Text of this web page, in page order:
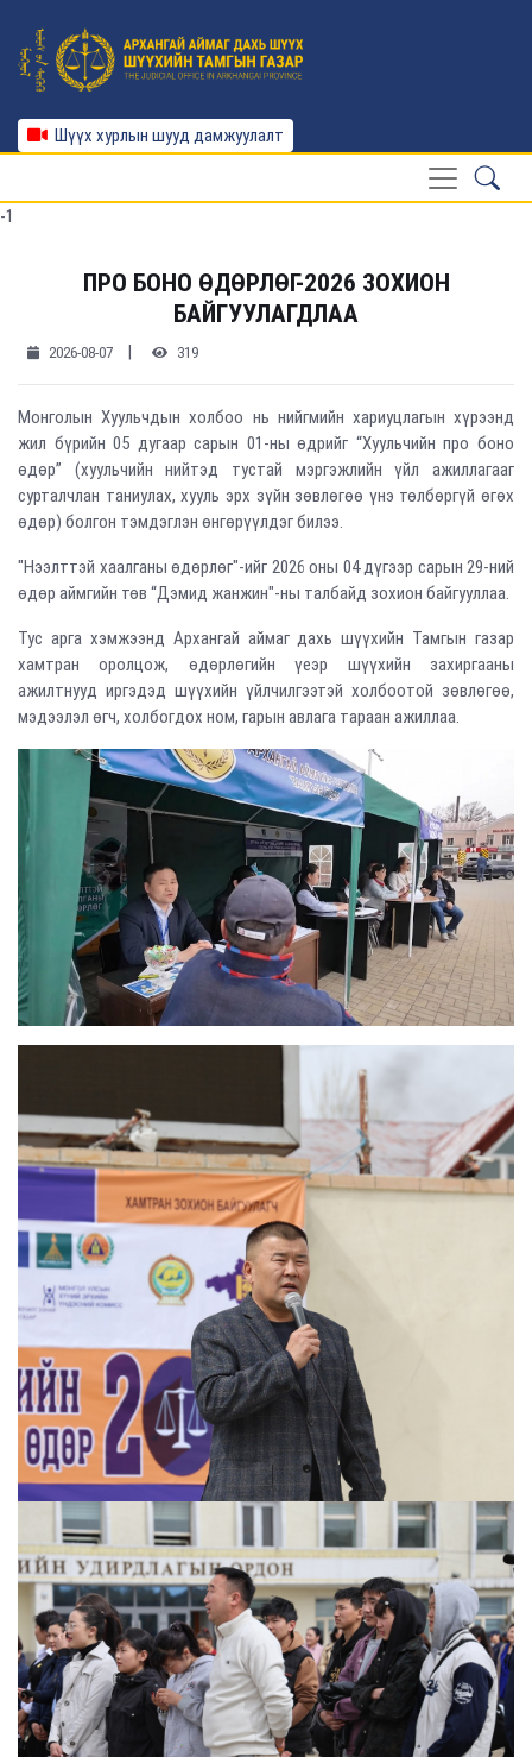
Шүүх хурлын шууд дамжуулалт
-1
ПРО БОНО ӨДӨРЛӨГ-2026 ЗОХИОН
БАЙГУУЛАГДЛАА
2026-08-07 319
Монголын Хуульчдын холбоо нь нийгмийн хариуцлагын хүрээнд
жил бүрийн 05 дугаар сарын 01-ны өдрийг “Хуульчийн про боно
өдөр” (хуульчийн нийтэд тустай мэргэжлийн үйл ажиллагааг
сурталчлан таниулах, хууль эрх зүйн зөвлөгөө үнэ төлбөргүй өгөх
өдөр) болгон тэмдэглэн өнгөрүүлдэг билээ.
"Нээлттэй хаалганы өдөрлөг"-ийг 2026 оны 04 дүгээр сарын 29-ний
өдөр аймгийн төв “Дэмид жанжин"-ны талбайд зохион байгууллаа.
Тус арга хэмжээнд Архангай аймаг дахь шүүхийн Тамгын газар
хамтран оролцож, өдөрлөгийн үеэр шүүхийн захиргааны
ажилтнууд иргэдэд шүүхийн үйлчилгээтэй холбоотой зөвлөгөө,
мэдээлэл өгч, холбогдох ном, гарын авлага тараан ажиллаа.